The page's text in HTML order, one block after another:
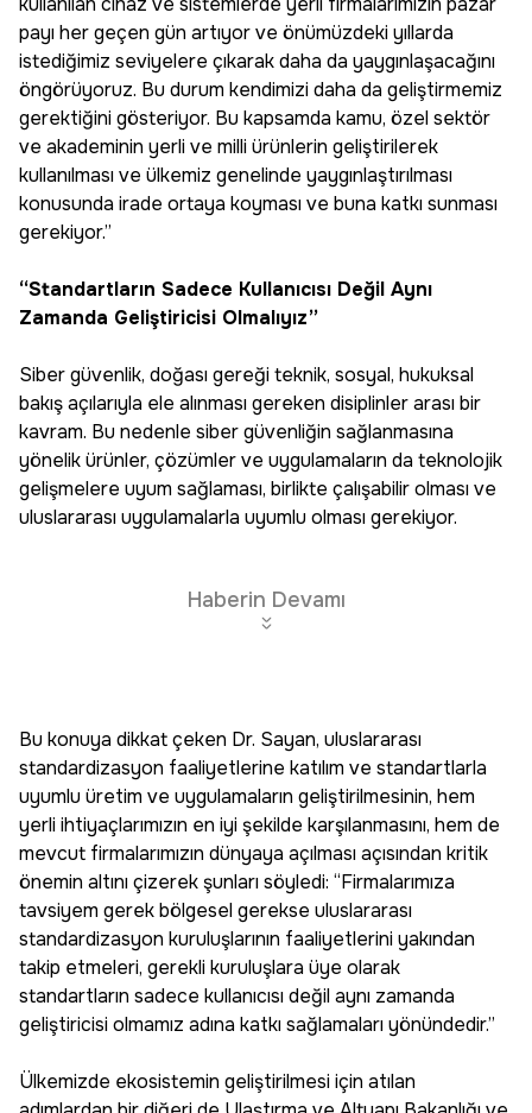
payı her geçen gün artıyor ve önümüzdeki yıllarda
istediğimiz seviyelere çıkarak daha da yaygınlaşacağını
öngörüyoruz. Bu durum kendimizi daha da geliştirmemiz
gerektiğini gösteriyor. Bu kapsamda kamu, özel sektör
ve akademinin yerli ve milli ürünlerin geliştirilerek
kullanılması ve ülkemiz genelinde yaygınlaştırılması
konusunda irade ortaya koyması ve buna katkı sunması
gerekiyor.”
“Standartların Sadece Kullanıcısı Değil Aynı
Zamanda Geliştiricisi Olmalıyız”
Siber güvenlik, doğası gereği teknik, sosyal, hukuksal
bakış açılarıyla ele alınması gereken disiplinler arası bir
kavram. Bu nedenle siber güvenliğin sağlanmasına
yönelik ürünler, çözümler ve uygulamaların da teknolojik
gelişmelere uyum sağlaması, birlikte çalışabilir olması ve
uluslararası uygulamalarla uyumlu olması gerekiyor.
Haberin Devamı
Bu konuya dikkat çeken Dr. Sayan, uluslararası
standardizasyon faaliyetlerine katılım ve standartlarla
uyumlu üretim ve uygulamaların geliştirilmesinin, hem
yerli ihtiyaçlarımızın en iyi şekilde karşılanmasını, hem de
mevcut firmalarımızın dünyaya açılması açısından kritik
önemin altını çizerek şunları söyledi: “Firmalarımıza
tavsiyem gerek bölgesel gerekse uluslararası
standardizasyon kuruluşlarının faaliyetlerini yakından
takip etmeleri, gerekli kuruluşlara üye olarak
standartların sadece kullanıcısı değil aynı zamanda
geliştiricisi olmamız adına katkı sağlamaları yönündedir.”
Ülkemizde ekosistemin geliştirilmesi için atılan